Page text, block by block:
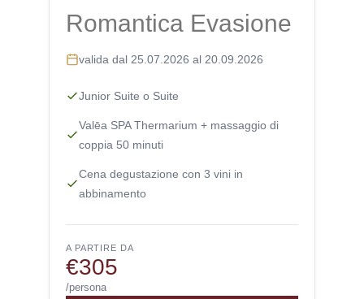
Romantica Evasione
valida dal 25.07.2026 al 20.09.2026
Junior Suite o Suite
Valēa SPA Thermarium + massaggio di
coppia 50 minuti
Cena degustazione con 3 vini in
abbinamento
A PARTIRE DA
€305
/persona